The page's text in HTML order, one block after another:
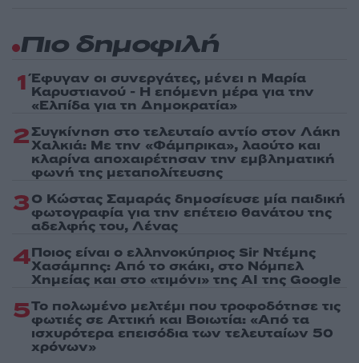
Πιο δημοφιλή
1 Έφυγαν οι συνεργάτες, μένει η Μαρία
Καρυστιανού - Η επόμενη μέρα για την
«Ελπίδα για τη Δημοκρατία»
2Συγκίνηση στο τελευταίο αντίο στον Λάκη
Χαλκιά: Με την «Φάμπρικα», λαούτο και
κλαρίνα αποχαιρέτησαν την εμβληματική
φωνή της μεταπολίτευσης
3Ο Κώστας Σαμαράς δημοσίευσε μία παιδική
φωτογραφία για την επέτειο θανάτου της
αδελφής του, Λένας
4Ποιος είναι ο ελληνοκύπριος Sir Ντέμης
Χασάμπης: Από το σκάκι, στο Νόμπελ
Χημείας και στο «τιμόνι» της AI της Google
5Το πολωμένο μελτέμι που τροφοδότησε τις
φωτιές σε Αττική και Βοιωτία: «Από τα
ισχυρότερα επεισόδια των τελευταίων 50
χρόνων»